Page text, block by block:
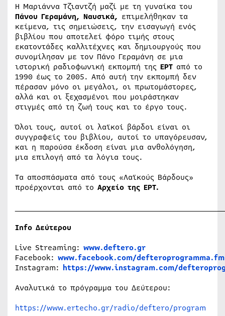
Η Μαριάννα Τζιαντζή μαζί με τη γυναίκα του
Πάνου Γεραμάνη, Ναυσικά, επιμελήθηκαν τα
κείμενα, τις σημειώσεις, την εισαγωγή ενός
βιβλίου που αποτελεί φόρο τιμής στους
εκατοντάδες καλλιτέχνες και δημιουργούς που
συνομίλησαν με τον Πάνο Γεραμάνη σε μια
ιστορική ραδιοφωνική εκπομπή της ΕΡΤ από το
1990 έως το 2005. Από αυτή την εκπομπή δεν
πέρασαν μόνο οι μεγάλοι, οι πρωτομάστορες,
αλλά και οι ξεχασμένοι που μοιράστηκαν
στιγμές από τη ζωή τους και το έργο τους.
Όλοι τους, αυτοί οι λαϊκοί βάρδοι είναι οι
συγγραφείς του βιβλίου, αυτοί το υπαγόρευσαν,
και η παρούσα έκδοση είναι μια ανθολόγηση,
μια επιλογή από τα λόγια τους.
Τα αποσπάσματα από τους «Λαϊκούς Βάρδους»
προέρχονται από το Αρχείο της ΕΡΤ.
Info Δεύτερου
Live Streaming: www.deftero.gr
Facebook: www.facebook.com/defteroprogramma.fm
Instagram: https://www.instagram.com/
Αναλυτικά το πρόγραμμα του Δεύτερου:
https://www.ertecho.gr/radio/deftero/program